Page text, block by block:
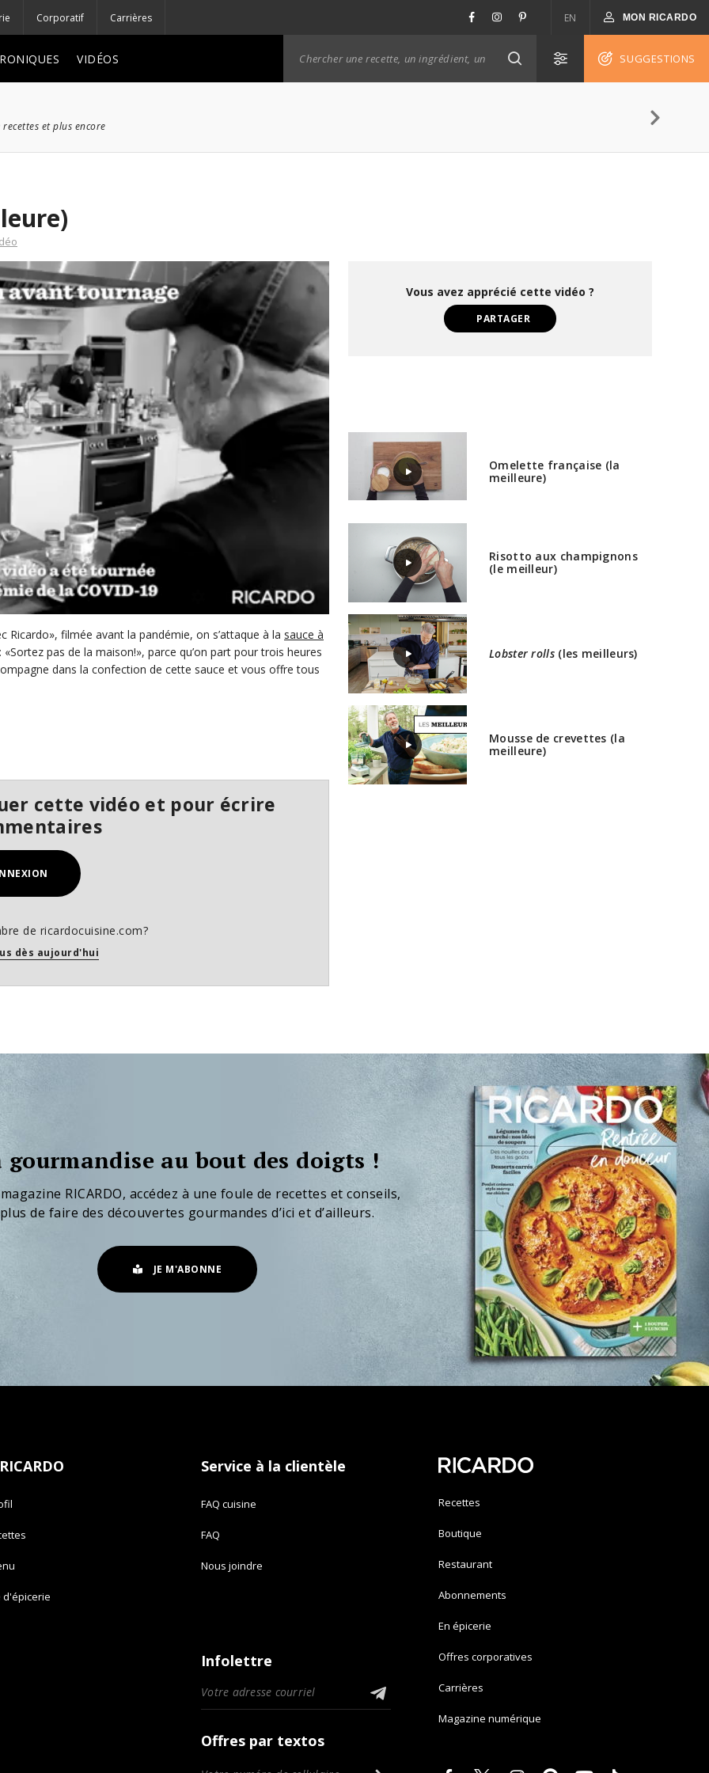
Corporatif Carrières EN MON RICARDO
VIDÉOS SUGGESTIONS
et plus encore
filmée avant la pandémie, on s’attaque à la sauce à
pas de la maison!», parce qu’on part pour trois heures
dans la confection de cette sauce et vous offre tous
cette vidéo et pour écrire
de ricardocuisine.com?
dès aujourd'hui
Vous avez apprécié cette vidéo ?
PARTAGER
Omelette française (la
meilleure)
Risotto aux champignons
(le meilleur)
Lobster rolls(les meilleurs)
Mousse de crevettes (la
meilleure)
gourmandise au bout des doigts !
RICARDO, accédez à une foule de recettes et conseils,
de faire des découvertes gourmandes d’ici et d’ailleurs.
JE M'ABONNE
d'épicerie
Service à la clientèle
FAQ cuisine
FAQ
Nous joindre
Infolettre
Offres par textos
Recettes
Boutique
Restaurant
Abonnements
En épicerie
Offres corporatives
Carrières
Magazine numérique